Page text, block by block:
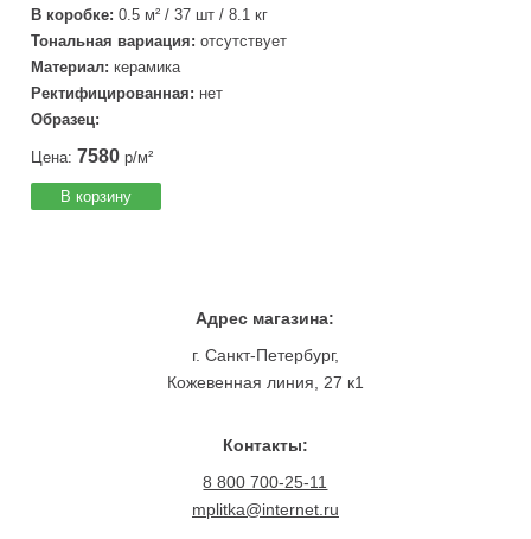
В коробке: 0.5 м² / 37 шт / 8.1 кг
Тональная вариация: отсутствует
Материал: керамика
Ректифицированная: нет
Образец:
Цена: 7580р/м²
В корзину
Адрес магазина:
г. Санкт-Петербург,
Кожевенная линия, 27 к1
Контакты:
8 800 700-25-11
mplitka@internet.ru